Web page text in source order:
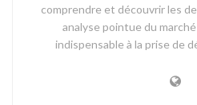
comprendre et découvrir les
analyse pointue du
indispensable à la prise de